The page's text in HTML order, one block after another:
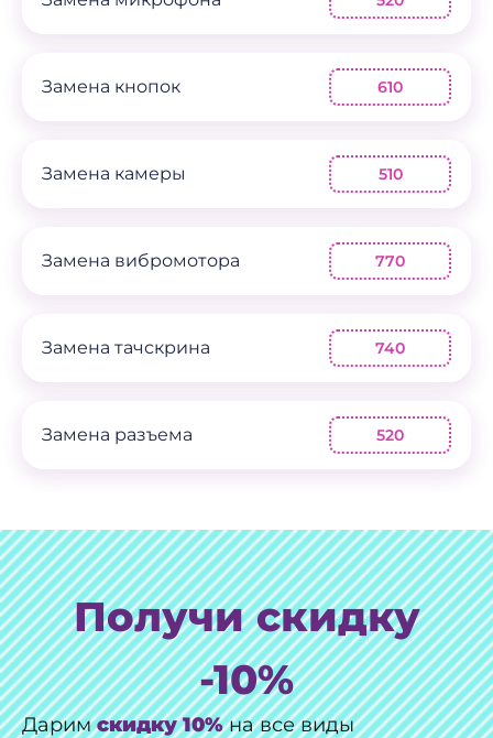
Замена кнопок 610
Замена камеры 510
Замена вибромотора 770
Замена тачскрина 740
Замена разъема 520
Получи скидку
-10%
Даримскидку 10%на все виды